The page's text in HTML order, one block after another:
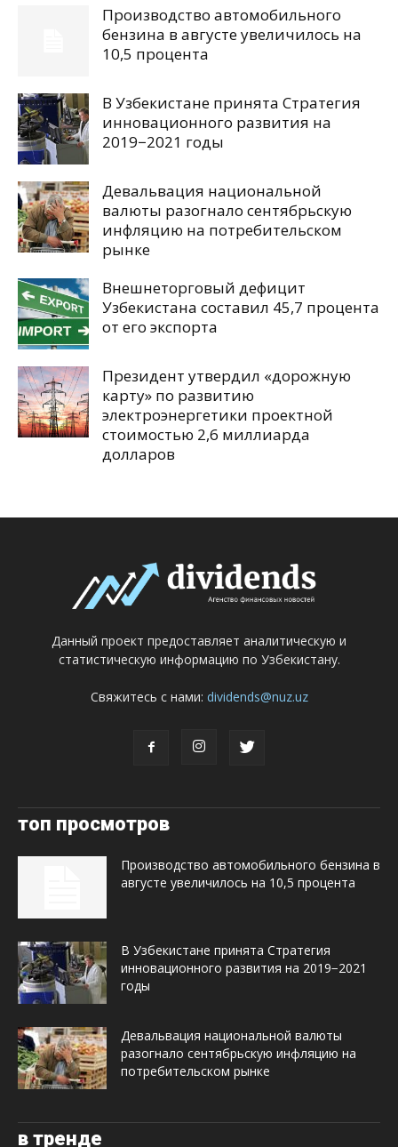
Производство автомобильного
бензина в августе увеличилось на
10,5 процента
В Узбекистане принята Стратегия
инновационного развития на
2019−2021 годы
Девальвация национальной
валюты разогнало сентябрьскую
инфляцию на потребительском
рынке
Внешнеторговый дефицит
Узбекистана составил 45,7 процента
от его экспорта
Президент утвердил «дорожную
карту» по развитию
электроэнергетики проектной
стоимостью 2,6 миллиарда
долларов
Данный проект предоставляет аналитическую и
статистическую информацию по Узбекистану.
Свяжитесь с нами: dividends@nuz.uz
топ просмотров
Производство автомобильного бензина в
августе увеличилось на 10,5 процента
В Узбекистане принята Стратегия
инновационного развития на 2019−2021
годы
Девальвация национальной валюты
разогнало сентябрьскую инфляцию на
потребительском рынке
в тренде